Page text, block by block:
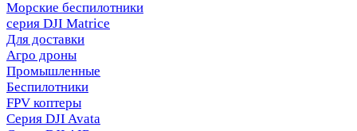
Морские беспилотники
серия DJI Matrice
Для доставки
Агро дроны
Промышленные
Беспилотники
FPV коптеры
Серия DJI Avata